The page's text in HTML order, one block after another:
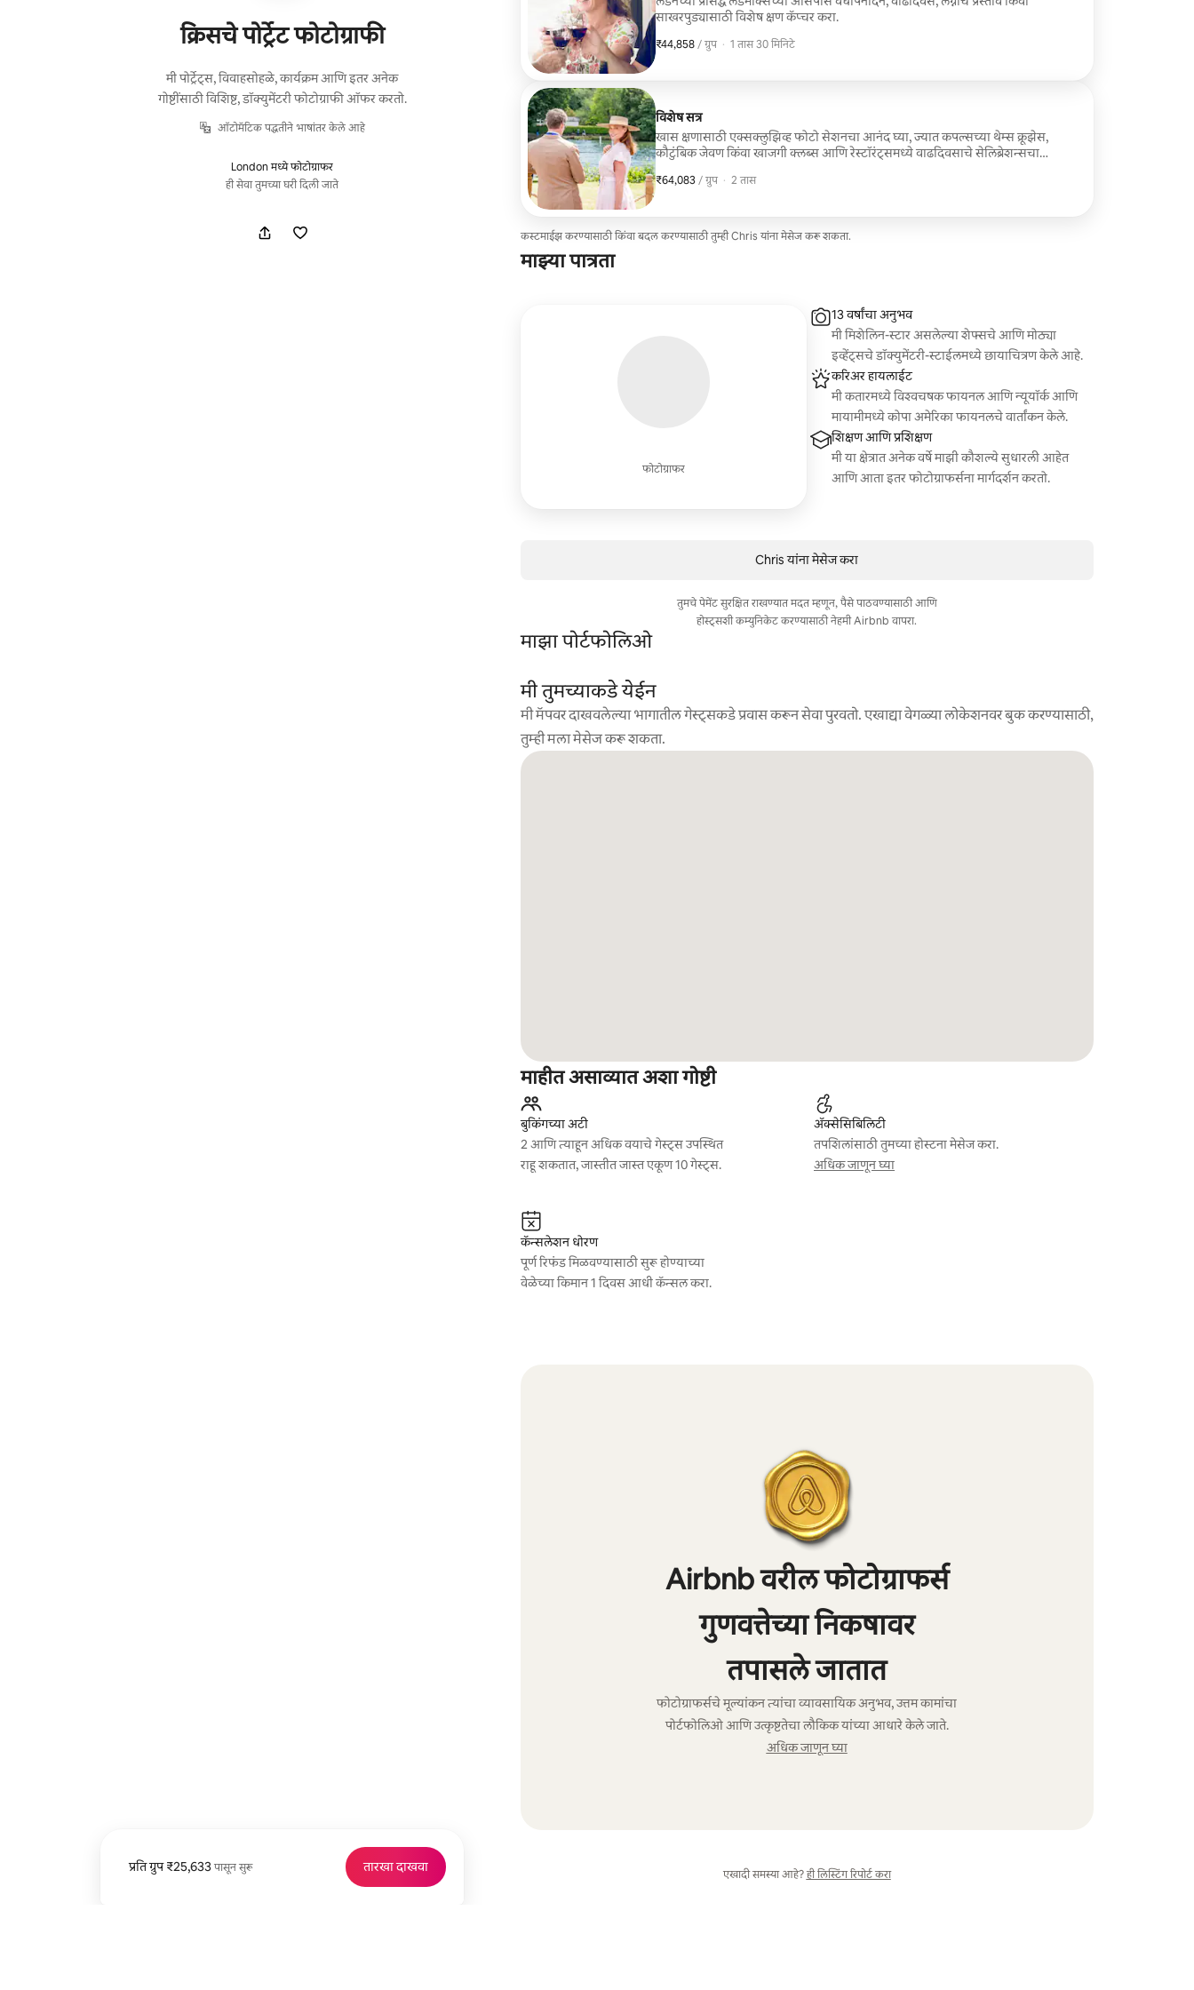
क्रिसचे पोर्ट्रेट फोटोग्राफी
मी पोर्ट्रेट्स, विवाहसोहळे, कार्यक्रम आणि इतर अनेक
गोष्टींसाठी विशिष्ट, डॉक्युमेंटरी फोटोग्राफी ऑफर करतो.
ऑटोमॅटिक पद्धतीने भाषांतर केले आहे
London मध्ये फोटोग्राफर
ही सेवा तुमच्या घरी दिली जाते
प्रति ग्रुप ₹25,633 पासून सुरू
प्रति ग्रुप ₹25,633 पासून तारखा दाखवा
साखरपुड्यासाठी विशेष क्षण कॅप्चर करा.
₹44,858 / ग्रुप
₹44,858, प्रति ग्रुप
, · 1 तास 30 मिनिटे
विशेष सत्र
खास क्षणासाठी एक्सक्लुझिव्ह फोटो सेशनचा आनंद घ्या, ज्यात कपल्सच्या थेम्स क्रूझेस,
कौटुंबिक जेवण किंवा खाजगी क्लब्स आणि रेस्टॉरंट्समध्ये वाढदिवसाचे सेलिब्रेशन्सचा
समावेश आहे.
₹64,083 / ग्रुप
₹64,083, प्रति ग्रुप
, · 2 तास
कस्टमाईझ करण्यासाठी किंवा बदल करण्यासाठी तुम्ही Chris यांना मेसेज करू शकता.
माझ्या पात्रता
फोटोग्राफर
13 वर्षांचा अनुभव
मी मिशेलिन-स्टार असलेल्या शेफ्सचे आणि मोठ्या
इव्हेंट्सचे डॉक्युमेंटरी-स्टाईलमध्ये छायाचित्रण केले आहे.
करिअर हायलाईट
मी कतारमध्ये विश्वचषक फायनल आणि न्यूयॉर्क आणि
मायामीमध्ये कोपा अमेरिका फायनलचे वार्तांकन केले.
शिक्षण आणि प्रशिक्षण
मी या क्षेत्रात अनेक वर्षे माझी कौशल्ये सुधारली आहेत
आणि आता इतर फोटोग्राफर्सना मार्गदर्शन करतो.
Chris यांना मेसेज करा
तुमचे पेमेंट सुरक्षित राखण्यात मदत म्हणून, पैसे पाठवण्यासाठी आणि
होस्ट्सशी कम्युनिकेट करण्यासाठी नेहमी Airbnb वापरा.
माझा पोर्टफोलिओ
मी तुमच्याकडे येईन
मी मॅपवर दाखवलेल्या भागातील गेस्ट्सकडे प्रवास करून सेवा पुरवतो. एखाद्या वेगळ्या लोकेशनवर बुक करण्यासाठी,
तुम्ही मला मेसेज करू शकता.
माहीत असाव्यात अशा गोष्टी
बुकिंगच्या अटी
2 आणि त्याहून अधिक वयाचे गेस्ट्स उपस्थित
राहू शकतात, जास्तीत जास्त एकूण 10 गेस्ट्स.
ॲक्सेसिबिलिटी
तपशिलांसाठी तुमच्या होस्टना मेसेज करा.
अधिक जाणून घ्या
कॅन्सलेशन धोरण
पूर्ण रिफंड मिळवण्यासाठी सुरू होण्याच्या
वेळेच्या किमान 1 दिवस आधी कॅन्सल करा.
Airbnb वरील फोटोग्राफर्स
गुणवत्तेच्या निकषावर
तपासले जातात
फोटोग्राफर्सचे मूल्यांकन त्यांचा व्यावसायिक अनुभव, उत्तम कामांचा
पोर्टफोलिओ आणि उत्कृष्टतेचा लौकिक यांच्या आधारे केले जाते.
अधिक जाणून घ्या
एखादी समस्या आहे? ही लिस्टिंग रिपोर्ट करा